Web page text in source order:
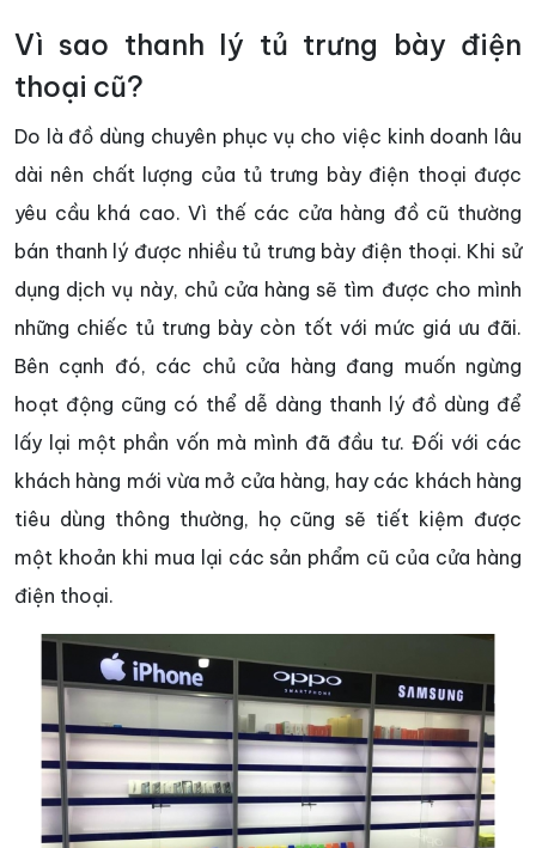
Vì sao thanh lý tủ trưng bày điện
thoại cũ?
Do là đồ dùng chuyên phục vụ cho việc kinh doanh lâu
dài nên chất lượng của tủ trưng bày điện thoại được
yêu cầu khá cao. Vì thế các cửa hàng đồ cũ thường
bán thanh lý được nhiều tủ trưng bày điện thoại. Khi sử
dụng dịch vụ này, chủ cửa hàng sẽ tìm được cho mình
những chiếc tủ trưng bày còn tốt với mức giá ưu đãi.
Bên cạnh đó, các chủ cửa hàng đang muốn ngừng
hoạt động cũng có thể dễ dàng thanh lý đồ dùng để
lấy lại một phần vốn mà mình đã đầu tư. Đối với các
khách hàng mới vừa mở cửa hàng, hay các khách hàng
tiêu dùng thông thường, họ cũng sẽ tiết kiệm được
một khoản khi mua lại các sản phẩm cũ của cửa hàng
điện thoại.